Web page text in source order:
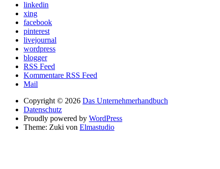
linkedin
xing
facebook
pinterest
livejournal
wordpress
blogger
RSS Feed
Kommentare RSS Feed
Mail
Copyright © 2026 Das Unternehmerhandbuch
Datenschutz
Proudly powered by WordPress
Theme: Zuki von Elmastudio